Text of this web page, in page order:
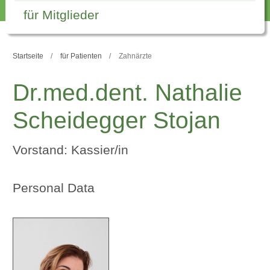
für Mitglieder
Startseite für Patienten Zahnärzte
Dr.med.dent. Nathalie
Scheidegger Stojan
Vorstand: Kassier/in
Personal Data